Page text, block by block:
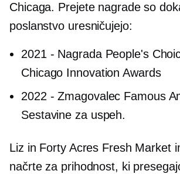
Chicaga. Prejete nagrade so
poslanstvo uresničujejo:
2021 - Nagrada People's
Chicago Innovation Awards
2022 - Zmagovalec Famous
Sestavine za uspeh.
Liz in Forty Acres Fresh Market
načrte za prihodnost, ki